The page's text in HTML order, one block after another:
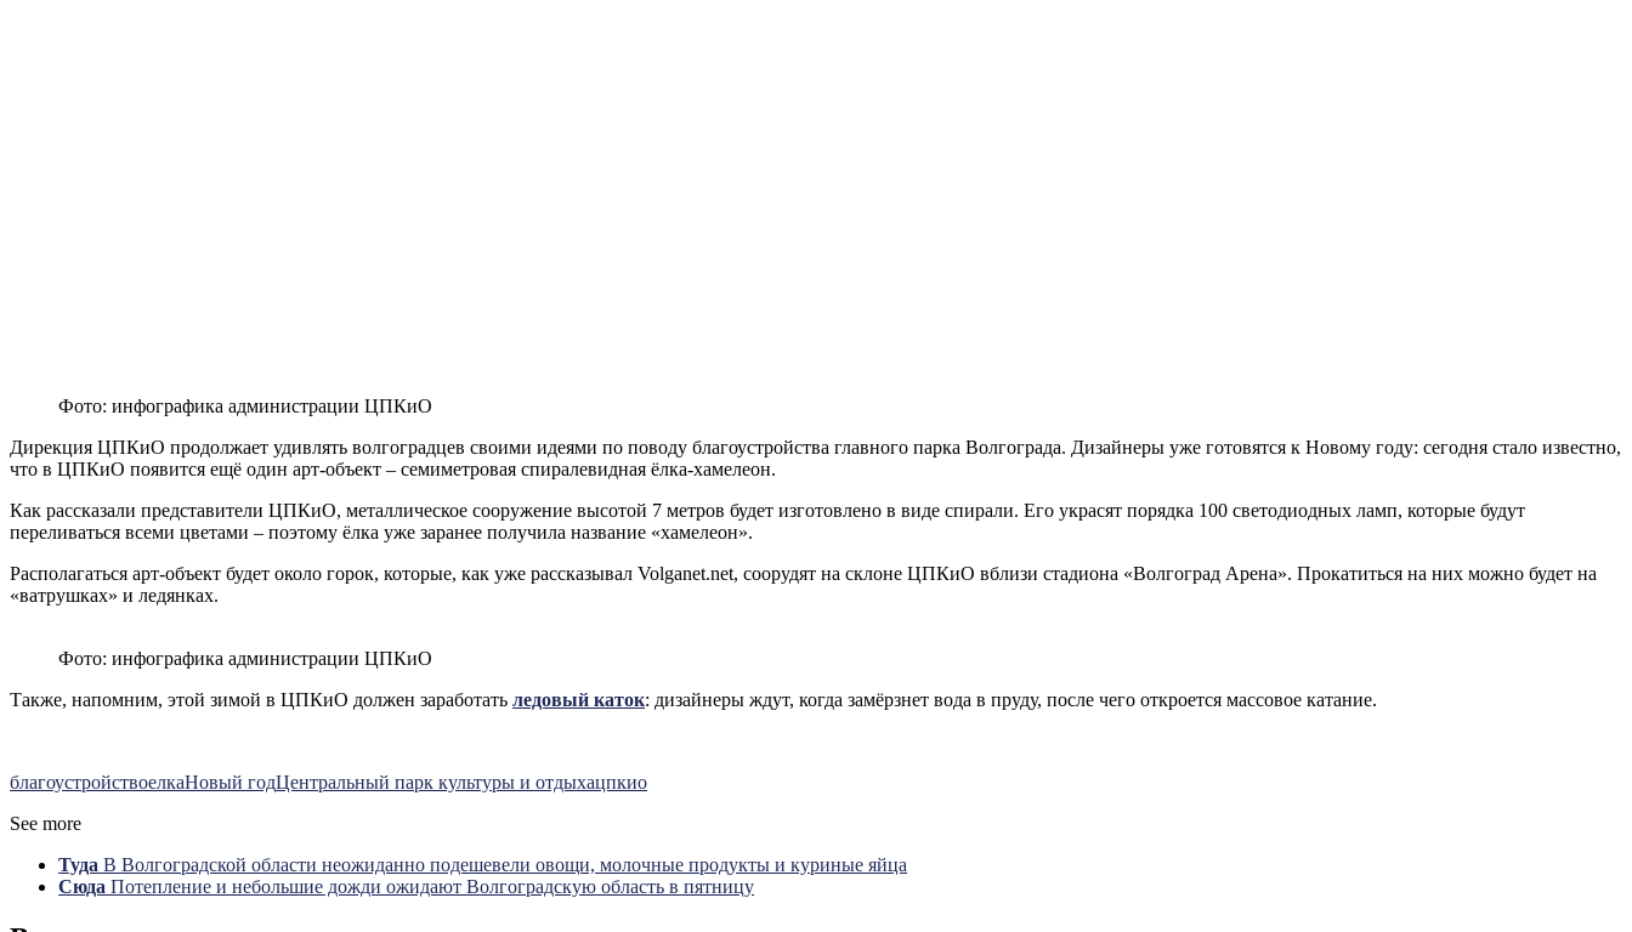
Фото: инфографика администрации ЦПКиО
Дирекция ЦПКиО продолжает удивлять волгоградцев своими идеями по поводу благоустройства главного парка Волгограда. Дизайнеры уже готовятся к Новому году: сегодня стало известно,
что в ЦПКиО появится ещё один арт-объект – семиметровая спиралевидная ёлка-хамелеон.
Как рассказали представители ЦПКиО, металлическое сооружение высотой 7 метров будет изготовлено в виде спирали. Его украсят порядка 100 светодиодных ламп, которые будут
переливаться всеми цветами – поэтому ёлка уже заранее получила название «хамелеон».
Располагаться арт-объект будет около горок, которые, как уже рассказывал Volganet.net, соорудят на склоне ЦПКиО вблизи стадиона «Волгоград Арена». Прокатиться на них можно будет на
«ватрушках» и ледянках.
Фото: инфографика администрации ЦПКиО
Также, напомним, этой зимой в ЦПКиО должен заработать ледовый каток: дизайнеры ждут, когда замёрзнет вода в пруду, после чего откроется массовое катание.
благоустройствоелкаНовый годЦентральный парк культуры и отдыхацпкио
See more
Туда В Волгоградской области неожиданно подешевели овощи, молочные продукты и куриные яйца
Сюда Потепление и небольшие дожди ожидают Волгоградскую область в пятницу